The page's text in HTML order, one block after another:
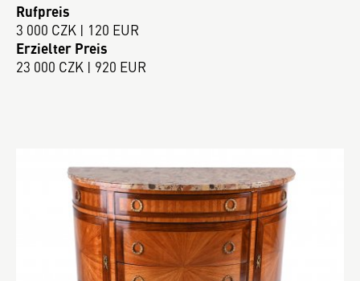
Rufpreis
3 000 CZK | 120 EUR
Erzielter Preis
23 000 CZK | 920 EUR